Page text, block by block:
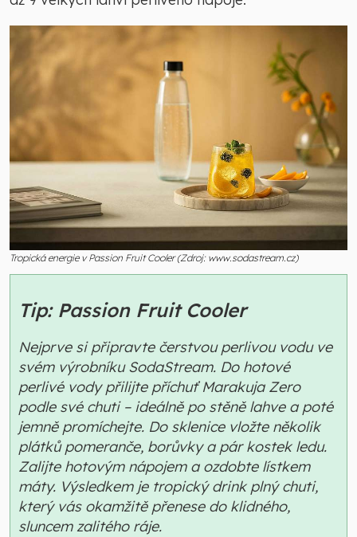
Tropická energie v Passion Fruit Cooler (Zdroj: www.sodastream.cz)
Tip: Passion Fruit Cooler
Nejprve si připravte čerstvou perlivou vodu ve
svém výrobníku SodaStream. Do hotové
perlivé vody přilijte příchuť Marakuja Zero
podle své chuti – ideálně po stěně lahve a poté
jemně promíchejte. Do sklenice vložte několik
plátků pomeranče, borůvky a pár kostek ledu.
Zalijte hotovým nápojem a ozdobte lístkem
máty. Výsledkem je tropický drink plný chuti,
který vás okamžitě přenese do klidného,
sluncem zalitého ráje.